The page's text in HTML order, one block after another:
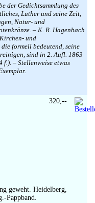
der Gedichtsammlung des
Luther und seine Zeit,
Natur- und
– K. R. Hagenbach
und
formell bedeutend, seine
sind in 2. Aufl. 1863
f.). – Stellenweise etwas
geweht. Heidelberg,
Pappband.
320,--